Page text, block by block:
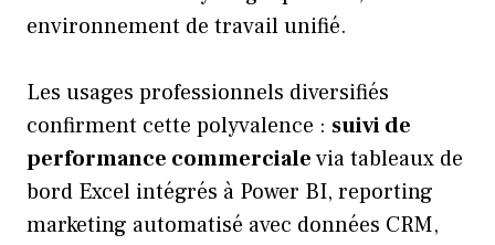
environnement de travail unifié.
Les usages professionnels diversifiés
confirment cette polyvalence : suivi de
performance commercialevia tableaux de
bord Excel intégrés à Power BI, reporting
marketing automatisé avec données CRM,